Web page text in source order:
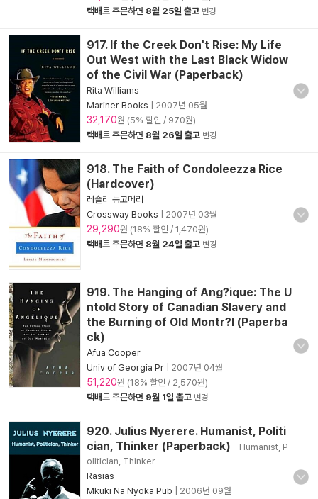
택배로 주문하면 8월 25일 출고 변경
917. If the Creek Don't Rise: My Life
Out West with the Last Black Widow
of the Civil War (Paperback)
Rita Williams
Mariner Books
2007년 05월
32,170원 (5% 할인 / 970원)
택배로 주문하면 8월 26일 출고 변경
918. The Faith of Condoleezza Rice
(Hardcover)
레슬리 몽고메리
Crossway Books
2007년 03월
29,290원 (18% 할인 / 1,470원)
택배로 주문하면 8월 24일 출고 변경
919. The Hanging of Ang?ique: The U
ntold Story of Canadian Slavery and
the Burning of Old Montr?l (Paperba
ck)
Afua Cooper
Univ of Georgia Pr
2007년 04월
51,220원 (18% 할인 / 2,570원)
택배로 주문하면 9월 1일 출고 변경
920. Julius Nyerere. Humanist, Politi
cian, Thinker (Paperback) - Humanist, P
olitician, Thinker
Rasias
Mkuki Na Nyoka Pub
2006년 09월